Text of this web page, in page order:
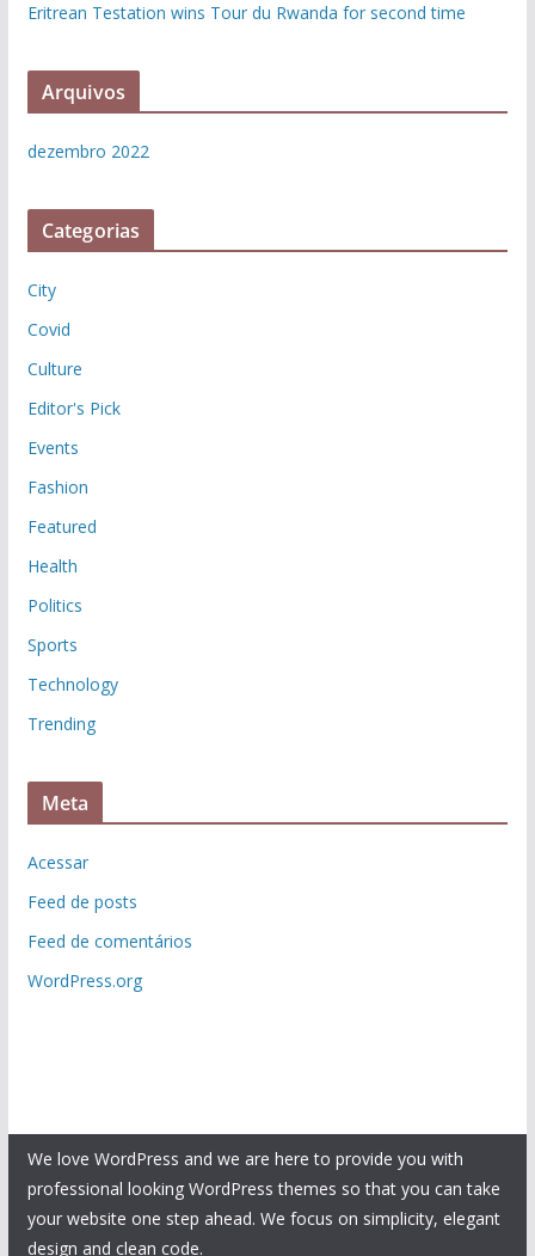
Eritrean Testation wins Tour du Rwanda for second time
Arquivos
dezembro 2022
Categorias
City
Covid
Culture
Editor's Pick
Events
Fashion
Featured
Health
Politics
Sports
Technology
Trending
Meta
Acessar
Feed de posts
Feed de comentários
WordPress.org
We love WordPress and we are here to provide you with
professional looking WordPress themes so that you can take
your website one step ahead. We focus on simplicity, elegant
design and clean code.